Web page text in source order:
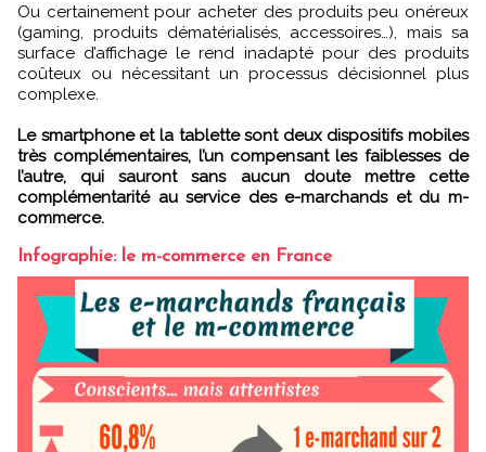
Ou certainement pour acheter des produits peu onéreux
(gaming, produits dématérialisés, accessoires…), mais sa
surface d’affichage le rend inadapté pour des produits
coûteux ou nécessitant un processus décisionnel plus
complexe.
Le smartphone et la tablette sont deux dispositifs mobiles
très complémentaires, l’un compensant les faiblesses de
l’autre, qui sauront sans aucun doute mettre cette
complémentarité au service des e-marchands et du m-
commerce.
Infographie: le m-commerce en France